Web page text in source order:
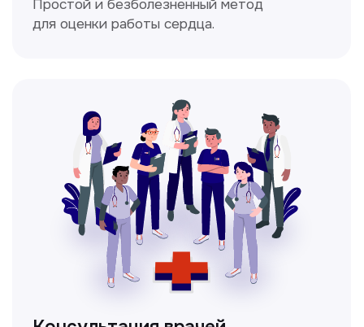
Мультиспиральная
компьютерная томография
Высокоточный метод диагностики,
позволяющий получить детальные
изображения внутренних органов и тканей.